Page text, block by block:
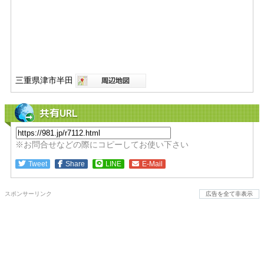
三重県津市半田
共有URL
※お問合せなどの際にコピーしてお使い下さい
Tweet Share LINE E-Mail
スポンサーリンク 広告を全て非表示